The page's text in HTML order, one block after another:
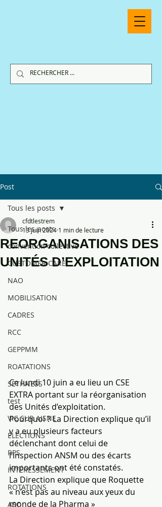
Post
Tous les posts
convention collective
CUSTOMER CARE
NAO
MOBILISATION
CADRES
RCC
GEPPMM
ROATATIONS
SETHNESS
test
VIC SUR AISNE
ÉLECTIONS
RPS
INTÉRESSEMENT
ROTATIONS
ASC
Tous les posts
REORGANISATIONS DES
UNITÉS D’EXPLOITATION
cfdtlestrem
13 juin 2024 1 min de lecture
Ce lundi 10 juin a eu lieu un CSE
EXTRA portant sur la réorganisation
des Unités d’exploitation.
Pourquoi ? La Direction explique qu’il
y a eu plusieurs facteurs
déclenchant dont celui de
l’inspection ANSM ou des écarts
importants ont été constatés.
La Direction explique que Roquette
« n’est pas au niveau aux yeux du
monde de la Pharma »